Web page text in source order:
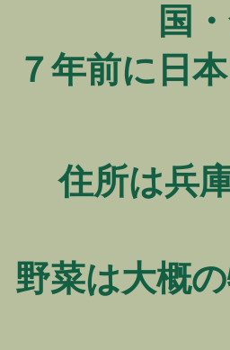
国
７年前に日
住所は兵
野菜は大概